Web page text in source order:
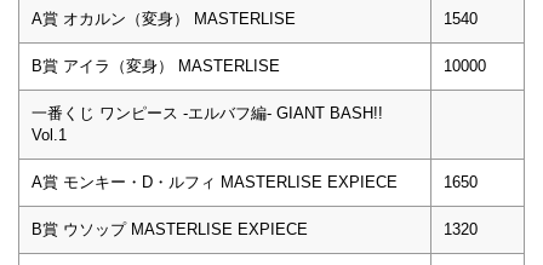
A賞 オカルン（変身） MASTERLISE 1540
B賞 アイラ（変身） MASTERLISE 10000
一番くじ ワンピース -エルバフ編- GIANT BASH!!
Vol.1
A賞 モンキー・D・ルフィ MASTERLISE EXPIECE 1650
B賞 ウソップ MASTERLISE EXPIECE 1320